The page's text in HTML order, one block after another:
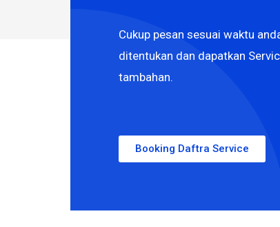
Cukup pesan sesuai waktu
ditentukan dan dapatkan
tambahan.
Booking Daftra Service